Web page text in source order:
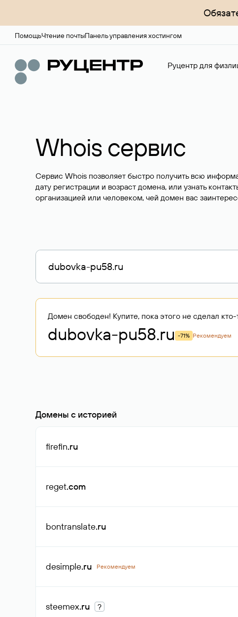
ПомощьЧтение почтыПанель управления хостингом
Руцентр для
Whois сервис
Сервис Whois позволяет быстро получить всю
дату регистрации и возраст домена, или узнать
организацией или человеком, чей домен вас
Домен свободен! Купите, пока этого не сделал кто-
dubovka-pu58.ru -71% Рекомендуем
Домены с историей
firefin.ru
reget.com
bontranslate.ru
desimple.ru Рекомендуем
steemex.ru ?